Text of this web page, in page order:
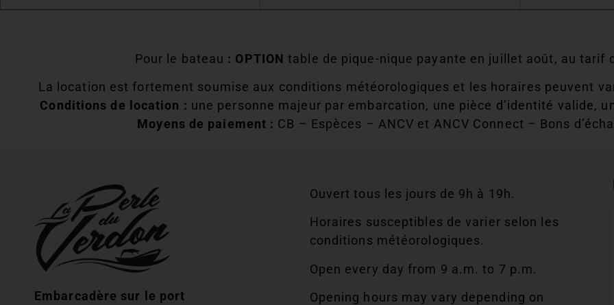
Pour le bateau : OPTION table de pique-nique payante en juillet août, au tarif
La location est fortement soumise aux conditions météorologiques et les horaires peuvent
Conditions de location : une personne majeur par embarcation, une pièce d’identité valide,
Moyens de paiement : CB – Espèces – ANCV et ANCV Connect – Bons
Embarcadère sur le port
Ouvert tous les jours de 9h à 19h.
Horaires susceptibles de varier selon les
conditions météorologiques.
Open every day from 9 a.m. to 7 p.m.
Opening hours may vary depending on